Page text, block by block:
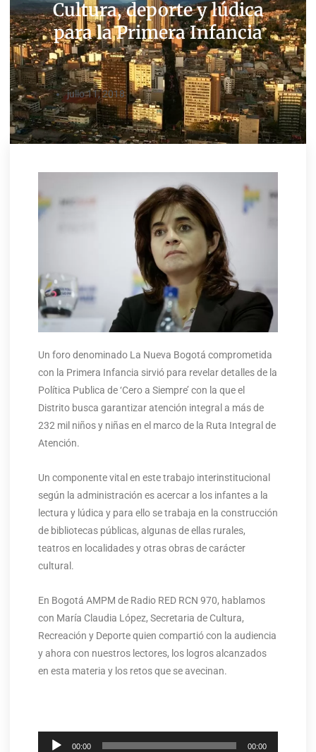
Cultura, deporte y lúdica
para la Primera Infancia
julio 11, 2018
Un foro denominado La Nueva Bogotá comprometida
con la Primera Infancia sirvió para revelar detalles de la
Política Publica de ‘Cero a Siempre’ con la que el
Distrito busca garantizar atención integral a más de
232 mil niños y niñas en el marco de la Ruta Integral de
Atención.
Un componente vital en este trabajo interinstitucional
según la administración es acercar a los infantes a la
lectura y lúdica y para ello se trabaja en la construcción
de bibliotecas públicas, algunas de ellas rurales,
teatros en localidades y otras obras de carácter
cultural.
En Bogotá AMPM de Radio RED RCN 970, hablamos
con María Claudia López, Secretaria de Cultura,
Recreación y Deporte quien compartió con la audiencia
y ahora con nuestros lectores, los logros alcanzados
en esta materia y los retos que se avecinan.
Reproductor
00:00 00:00